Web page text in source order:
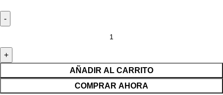
AÑADIR AL CARRITO
COMPRAR AHORA